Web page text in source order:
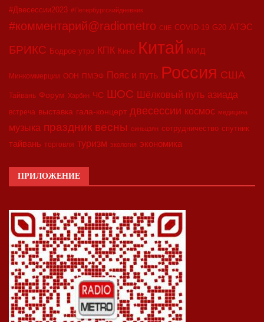
#Двесессии2023 #Петербургскийдневник
#комментарий@radiometro CIIE COVID-19 G20 АТЭС
БРИКС Бодрое утро КПК Кино Китай МИД
Минкоммерции ООН ПМЭФ Пояс и путь Россия США
Тайвань Форум Харбин ЧС ШОС Шёлковый путь азиада
встреча выставка гала-концерт двесессии космос медицина
музыка праздник весны синьцзян сотрудничество спутник
тайвань торговля туризм экология экономика
ПРИЛОЖЕНИЕ